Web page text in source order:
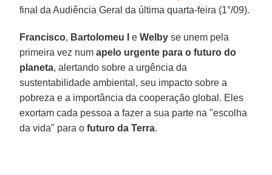
final da Audiência Geral da última quarta-feira (1°/09).
Francisco, Bartolomeu I eWelby se unem pela
primeira vez numapelo urgente para o futuro do
planeta, alertando sobre a urgência da
sustentabilidade ambiental, seu impacto sobre a
pobreza e a importância da cooperação global. Eles
exortam cada pessoa a fazer a sua parte na "escolha
da vida" para ofuturo da Terra.